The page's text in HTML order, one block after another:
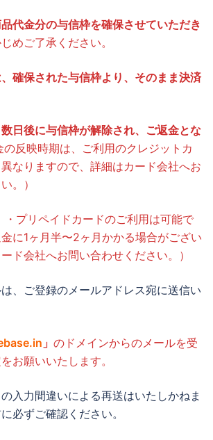
代金分の与信枠を確保させていただき
めご了承ください。
確保された与信枠より、そのまま決済
日後に与信枠が解除され、ご返金とな
の反映時期は、ご利用のクレジットカ
なりますので、詳細はカード会社へお
。）
・プリペイドカードのご利用は可能で
に1ヶ月半〜2ヶ月かかる場合がござい
ド会社へお問い合わせください。）
は、ご登録のメールアドレス宛に送信い
」 のドメインからのメールを受
お願いいたします。
入力間違いによる再送はいたしかねま
必ずご確認ください。